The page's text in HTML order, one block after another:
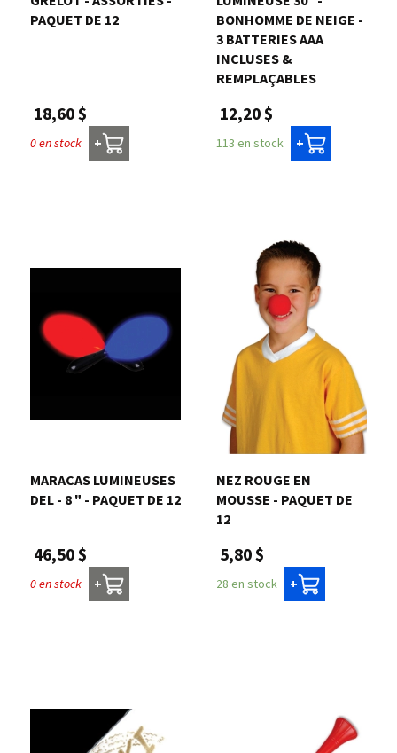
PAQUET DE 12
18,60 $
0 en stock +
BONHOMME DE NEIGE -
3 BATTERIES AAA
INCLUSES &
REMPLAÇABLES
12,20 $
113 en stock +
MARACAS LUMINEUSES
DEL - 8 " - PAQUET DE 12
46,50 $
0 en stock +
NEZ ROUGE EN
MOUSSE - PAQUET DE
12
5,80 $
28 en stock +